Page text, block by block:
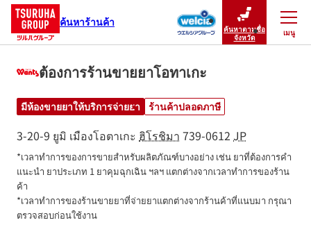
ค้นหาร้านค้า
ค้นหาตามชื่อ
จังหวัด
เมนู
ปิดเมนู
ต้องการร้านขายยาโอทาเกะ
มีห้องขายยาให้บริการจ่ายยา ร้านค้าปลอดภาษี
3-20-9 ยูมิ เมืองโอตาเกะ ฮิโรชิมา 739-0612 JP
*เวลาทำการของการขายสำหรับผลิตภัณฑ์บางอย่าง เช่น ยาที่ต้องการคำ
แนะนำ ยาประเภท 1 ยาคุมฉุกเฉิน ฯลฯ แตกต่างจากเวลาทำการของร้าน
ค้า
*เวลาทำการของร้านขายยาที่จ่ายยาแตกต่างจากร้านค้าที่แนบมา กรุณา
ตรวจสอบก่อนใช้งาน